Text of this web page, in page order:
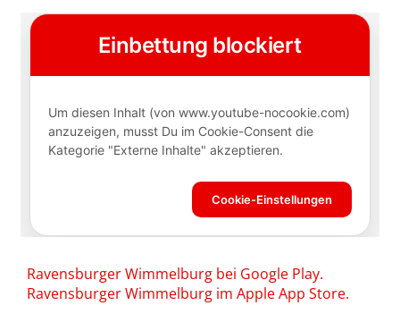
Ravensburger Wimmelburg bei Google Play.
Ravensburger Wimmelburg im Apple App Store.